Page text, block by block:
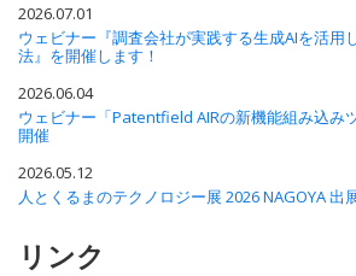
2026.07.01
ウェビナー『調査会社が実践する生成AIを活用
法』を開催します！
2026.06.04
ウェビナー「Patentfield AIRの新機能組み込み
開催
2026.05.12
人とくるまのテクノロジー展 2026 NAGOYA 出
リンク